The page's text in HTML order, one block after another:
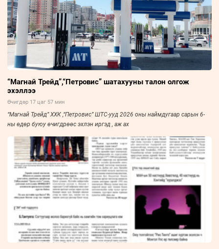
“Магнай Трейд”,“Петровис” шатахууны талон олгож
эхэллээ
Өчигдөр 17 цаг 57 мин
“Магнай Трейд” ХХК ,“Петровис” ШТС-ууд 2026 оны наймдугаар сарын 6-
ны өдөр буюу өчигдрөөс эхлэн иргэд , аж ах